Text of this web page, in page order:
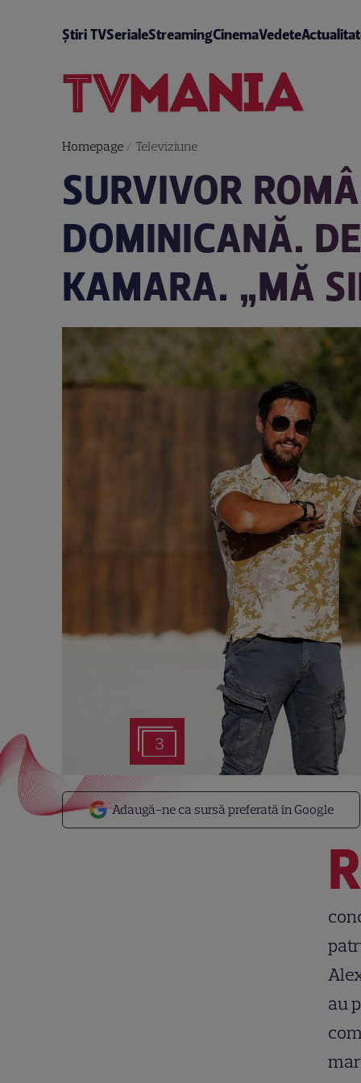
Știri TVSerialeStreamingCinemaVedete
Homepage/ Televiziune
SURVIVOR
DOMINICANĂ.
KAMARA. „MĂ
3
Adaugă-ne ca sursă preferată în Google
R
au